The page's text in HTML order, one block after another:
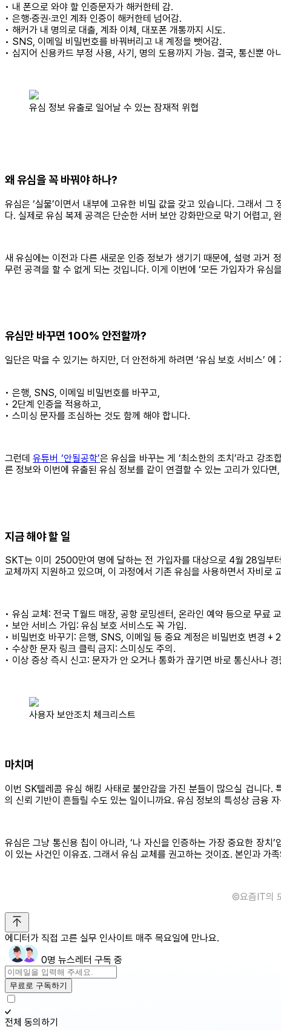
• 내 폰으로 와야 할 인증문자가 해커한테 감.
• 은행·증권·코인 계좌 인증이 해커한테 넘어감.
• 해커가 내 명의로 대출, 계좌 이체, 대포폰 개통까지 시도.
• SNS, 이메일 비밀번호를 바꿔버리고 내 계정을 뺏어감.
• 심지어 신용카드 부정 사용, 사기, 명의 도용까지 가능. 결국, 통신뿐
유심 정보 유출로 일어날 수 있는 잠재적 위협
왜 유심을 꼭 바꿔야 하나?
유심은 ‘실물’이면서 내부에 고유한 비밀 값을 갖고 있습니다. 그래서
다. 실제로 유심 복제 공격은 단순한 서버 보안 강화만으로 막기 어렵고,
새 유심에는 이전과 다른 새로운 인증 정보가 생기기 때문에, 설령 과거
무런 공격을 할 수 없게 되는 것입니다. 이게 이번에 ‘모든 가입자가 유심
유심만 바꾸면 100% 안전할까?
일단은 막을 수 있기는 하지만, 더 안전하게 하려면 ‘유심 보호 서비스’
• 은행, SNS, 이메일 비밀번호를 바꾸고,
• 2단계 인증을 적용하고,
• 스미싱 문자를 조심하는 것도 함께 해야 합니다.
그런데유튜버 ‘안될공학’은 유심을 바꾸는 게 ‘최소한의 조치’라고 강
른 정보와 이번에 유출된 유심 정보를 같이 연결할 수 있는 고리가 있다
지금 해야 할 일
SKT는 이미 2500만여 명에 달하는 전 가입자를 대상으로 4월 28일부
교체까지 지원하고 있으며, 이 과정에서 기존 유심을 사용하면서 자비로
• 유심 교체: 전국 T월드 매장, 공항 로밍센터, 온라인 예약 등으로 무료
• 보안 서비스 가입: 유심 보호 서비스도 꼭 가입.
• 비밀번호 바꾸기: 은행, SNS, 이메일 등 중요 계정은 비밀번호 변경 +
• 수상한 문자 링크 클릭 금지: 스미싱도 주의.
• 이상 증상 즉시 신고: 문자가 안 오거나 통화가 끊기면 바로 통신사나 경
사용자 보안조치 체크리스트
마치며
이번 SK텔레콤 유심 해킹 사태로 불안감을 가진 분들이 많으실 겁니다.
의 신뢰 기반이 흔들릴 수도 있는 일이니까요. 유심 정보의 특성상 금융
유심은 그냥 통신용 칩이 아니라, ‘나 자신을 인증하는 가장 중요한 장
이 있는 사건인 이유죠. 그래서 유심 교체를 권고하는 것이죠. 본인과 가
©️요즘IT의
에디터가 직접 고른 실무 인사이트 매주 목요일에 만나요.
0명 뉴스레터 구독 중
무료로 구독하기
전체 동의하기